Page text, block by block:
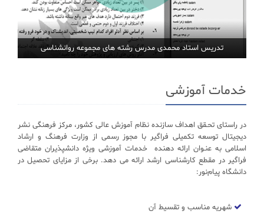
تدریس استاد محمدی مدرس رشته های مجموعه روانشناسی
خدمات آموزشی
در راستای تحـقق اهداف سازنده نظام آموزش عالی کشور، مرکز فرهنگی نشر
دیجیتال توسعه تکمیلی فراگیر با مجوز رسمی از وزارت فرهنگ و ارشاد
اسلامی به عنـوان ارائه دهنده خدمات آموزشی ویژه دانشپذیران متقاضی
فراگیر در مقطع کارشناسی ارشد ارائه می دهد. برخی از مزایای تحصیل در
دانشگاه پیام‌نور:
شهریه مناسب و تقسیط آن